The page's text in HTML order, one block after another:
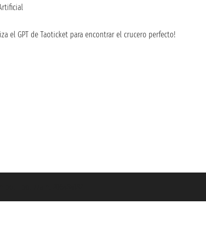
el GPT de Taoticket para encontrar el crucero perfecto!